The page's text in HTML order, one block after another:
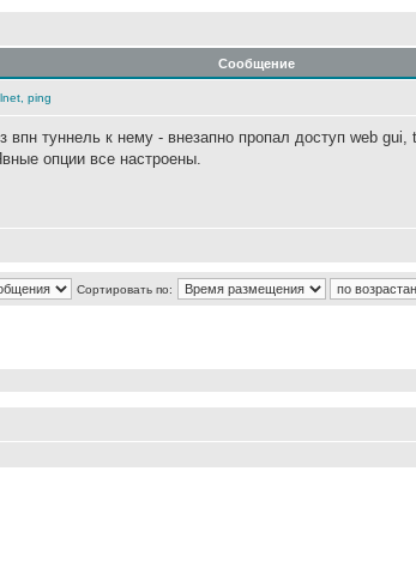
Сообщение
ping
впн туннель к нему - внезапно пропал доступ web
опции все настроены.
Сортировать по: